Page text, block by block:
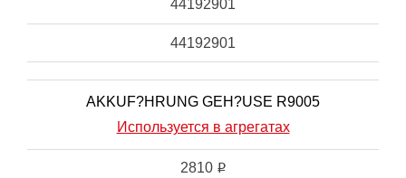
44192901
44192901
AKKUF?HRUNG GEH?USE R9005
Используется в агрегатах
2810 i